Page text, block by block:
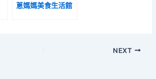
蔥媽媽美食生活館
NEXT